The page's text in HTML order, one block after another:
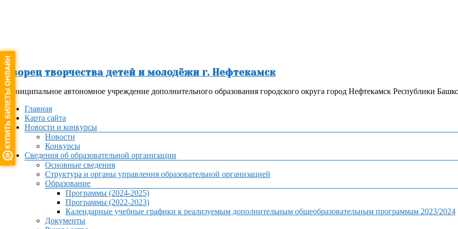
Дворец творчества детей и молодёжи г. Нефтекамск
Муниципальное автономное учреждение дополнительного образования городского округа город Нефтекамск Республики
МенюГлавная
Карта сайта
Новости и конкурсы
Новости
Конкурсы
Сведения об образовательной организации
Основные сведения
Структура и органы управления образовательной организацией
Образование
Программы (2024-2025)
Программы (2022-2023)
Календарные учебные графики к реализуемым дополнительным общеобразовательным программам 2023/2024
Документы